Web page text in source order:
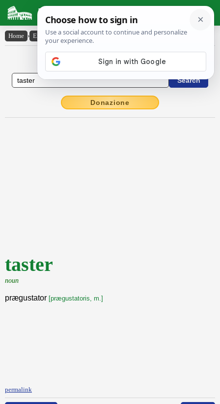
Latin Dictionary
Home › English-Latin › taster
English to Latin Dictionary
Donazione
taster
noun
prægustator [prægustatoris, m.]
permalink